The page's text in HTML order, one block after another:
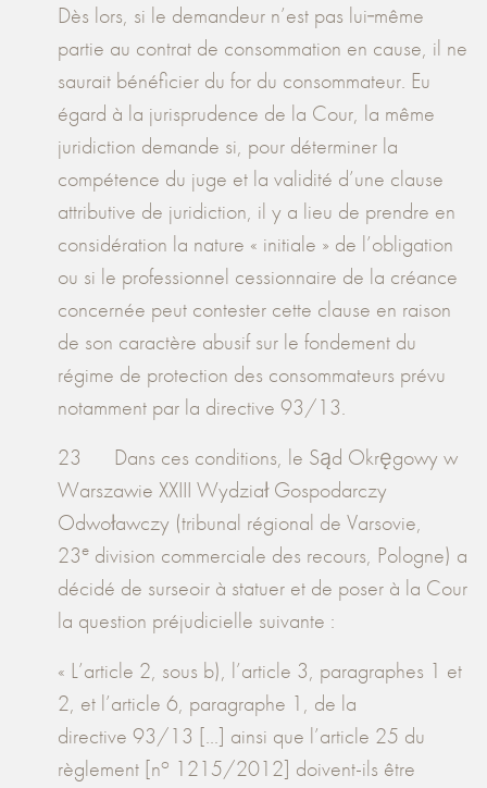
Dès lors, si le demandeur n’est pas lui‑même
partie au contrat de consommation en cause, il ne
saurait bénéficier du for du consommateur. Eu
égard à la jurisprudence de la Cour, la même
juridiction demande si, pour déterminer la
compétence du juge et la validité d’une clause
attributive de juridiction, il y a lieu de prendre en
considération la nature « initiale » de l’obligation
ou si le professionnel cessionnaire de la créance
concernée peut contester cette clause en raison
de son caractère abusif sur le fondement du
régime de protection des consommateurs prévu
notamment par la directive 93/13.
23 Dans ces conditions, le Sąd Okręgowy w
Warszawie XXIII Wydział Gospodarczy
Odwoławczy (tribunal régional de Varsovie,
23edivision commerciale des recours, Pologne) a
décidé de surseoir à statuer et de poser à la Cour
la question préjudicielle suivante :
« L’article 2, sous b), l’article 3, paragraphes 1 et
2, et l’article 6, paragraphe 1, de la
directive 93/13 [...] ainsi que l’article 25 du
règlement [no 1215/2012] doivent-ils être